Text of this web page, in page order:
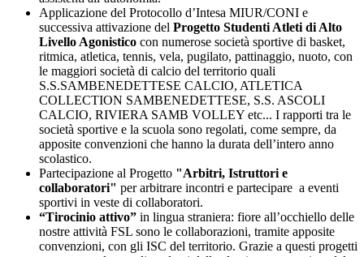
Applicazione del Protocollo d’Intesa MIUR/CONI e
successiva attivazione del Progetto Studenti Atleti di Alto
Livello Agonistico con numerose società sportive di basket,
ritmica, atletica, tennis, vela, pugilato, pattinaggio, nuoto, con
le maggiori società di calcio del territorio quali
S.S.SAMBENEDETTESE CALCIO, ATLETICA
COLLECTION SAMBENEDETTESE, S.S. ASCOLI
CALCIO, RIVIERA SAMB VOLLEY etc... I rapporti tra le
società sportive e la scuola sono regolati, come sempre, da
apposite convenzioni che hanno la durata dell’intero anno
scolastico.
Partecipazione al Progetto "Arbitri, Istruttori e
collaboratori" per arbitrare incontri e partecipare a eventi
sportivi in veste di collaboratori.
“Tirocinio attivo” in lingua straniera: fiore all’occhiello delle
nostre attività FSL sono le collaborazioni, tramite apposite
convenzioni, con gli ISC del territorio. Grazie a questi progetti